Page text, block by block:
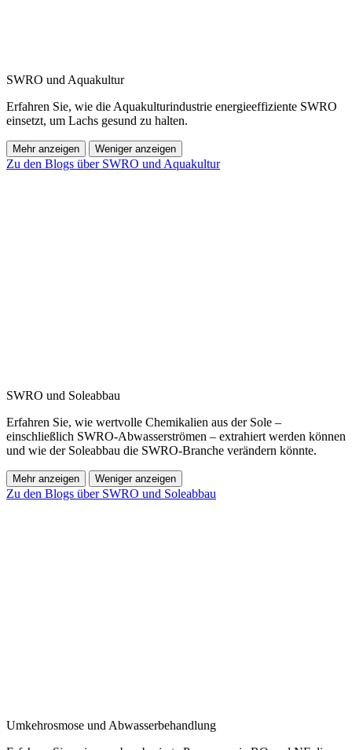
SWRO und Aquakultur
Erfahren Sie, wie die Aquakulturindustrie energieeffiziente SWRO
einsetzt, um Lachs gesund zu halten.
Mehr anzeigen Weniger anzeigen
Zu den Blogs über SWRO und Aquakultur
SWRO und Soleabbau
Erfahren Sie, wie wertvolle Chemikalien aus der Sole –
einschließlich SWRO-Abwasserströmen – extrahiert werden können
und wie der Soleabbau die SWRO-Branche verändern könnte.
Mehr anzeigen Weniger anzeigen
Zu den Blogs über SWRO und Soleabbau
Umkehrosmose und Abwasserbehandlung